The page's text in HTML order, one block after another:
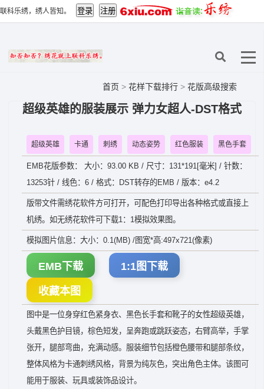
联科乐绣，绣人皆知。
首页 > 花样下载排行 > 花版高级搜索
超级英雄的服装展示 弹力女超人-DST格式
超级英雄 卡通 刺绣 动态姿势 红色服装 黑色手套
EMB花版参数： 大小：93.00 KB / 尺寸：131*191[毫米] / 针数：
13253针 / 线色：6 / 格式：DST转存的EMB / 版本：e4.2
版带文件需绣花软件方可打开，可配色打印导出各种格式或直接上
机绣。如无绣花软件可下载1：1模拟效果图。
模拟图片信息：大小：0.1(MB) /图宽*高:497x721(像素)
EMB下载 1:1图下载
收藏本图
图中是一位身穿红色紧身衣、黑色长手套和靴子的女性超级英雄，
头戴黑色护目镜，棕色短发，呈奔跑或跳跃姿态，右臂高举，手掌
张开，腿部弯曲，充满动感。服装细节包括橙色腰带和腿部条纹，
整体风格为卡通刺绣风格，背景为纯灰色，突出角色主体。该图可
能用于服装、玩具或装饰品设计。